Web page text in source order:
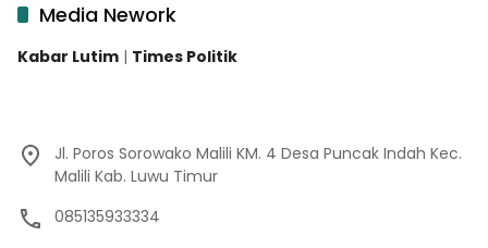
Media Nework
Kabar Lutim | Times Politik
Jl. Poros Sorowako Malili KM. 4 Desa Puncak Indah Kec.
Malili Kab. Luwu Timur
085135933334